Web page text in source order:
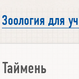
Зоология для
Таймень